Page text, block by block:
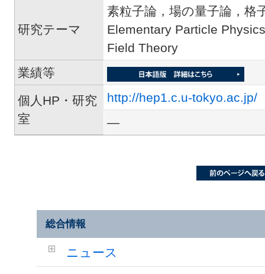
研究テーマ
素粒子論，場の量子論，格
Elementary Particle
Field Theory
業績等
個人HP・研究
室
http://hep1.c.u-tokyo.ac.jp/
―
総合情報
ニュース